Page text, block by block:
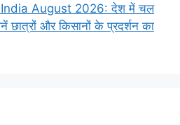
August 2026: देश में चल
छात्रों और किसानों के प्रदर्शन का